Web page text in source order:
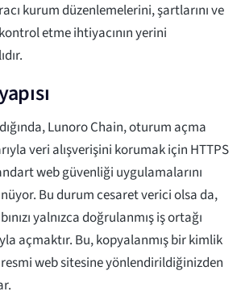
kurum düzenlemelerini, şartlarını ve
etme ihtiyacının yerini
Lunoro Chain, oturum açma
veri alışverişini korumak için HTTPS
web güvenliği uygulamalarını
Bu durum cesaret verici olsa da,
yalnızca doğrulanmış iş ortağı
açmaktır. Bu, kopyalanmış bir kimlik
resmi web sitesine yönlendirildiğinizden